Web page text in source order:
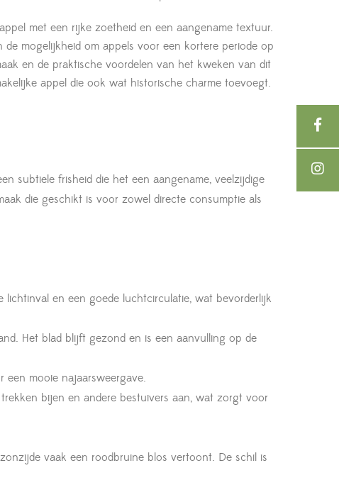
met een rijke zoetheid en een aangename textuur.
mogelijkheid om appels voor een kortere periode op
en de praktische voordelen van het kweken van dit
appel die ook wat historische charme toevoegt.
subtiele frisheid die het een aangename, veelzijdige
die geschikt is voor zowel directe consumptie als
en een goede luchtcirculatie, wat bevorderlijk
Het blad blijft gezond en is een aanvulling op de
mooie najaarsweergave.
bijen en andere bestuivers aan, wat zorgt voor
vaak een roodbruine blos vertoont. De schil is